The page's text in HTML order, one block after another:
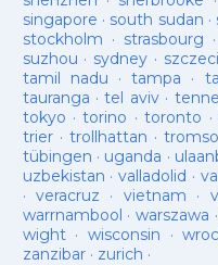
singapore · south sudan ·
stockholm · strasbourg ·
suzhou · sydney ·
tamil nadu ·tampa ·
tauranga ·tel aviv·
tokyo ·torino ·toronto
trier· trollhattan · tromso
tübingen · uganda ·
uzbekistan · valladolid ·
· veracruz · vietnam ·
warrnambool ·warszawa
wight· wisconsin ·
zanzibar· zurich ·